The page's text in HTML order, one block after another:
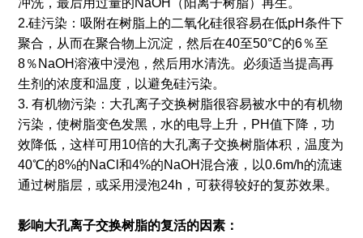
冲洗，最后用过量的NaOH（阳离子树脂）再生。
2.硅污染：吸附在树脂上的二氧化硅很容易在低pH条件下
聚合，从而在聚合物上沉淀，然后在40至50°C的6％至
8％NaOH溶液中浸泡，然后用水清洗。必须适当提高再
生剂的浓度和温度，以避免硅污染。
3. 有机物污染：大孔离子交换树脂很容易被水中的有机物
污染，使树脂变色发黑，水的电导上升，PH值下降，功
效降低，这样可用10倍的大孔离子交换树脂体积，温度为
40℃的8%的NaCl和4%的NaOH混合液，以0.6m/h的流速
通过树脂层，或采用浸泡24h，可获得较好的复苏效果。
影响大孔离子交换树脂的复活的因素：